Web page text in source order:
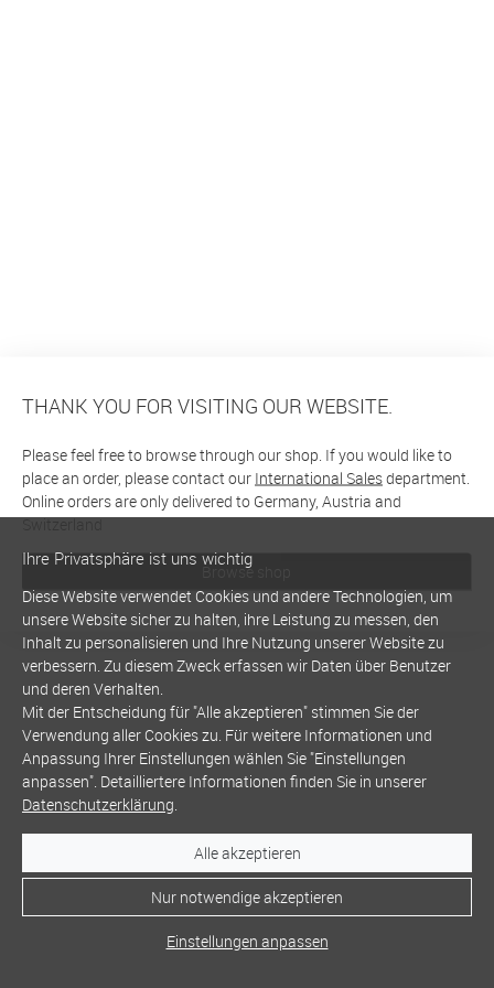
THANK YOU FOR VISITING OUR WEBSITE.
Please feel free to browse through our shop. If you would like to
place an order, please contact our International Salesdepartment.
Online orders are only delivered to Germany, Austria and
Switzerland
Browse shop
Ihre Privatsphäre ist uns wichtig
Diese Website verwendet Cookies und andere Technologien, um
unsere Website sicher zu halten, ihre Leistung zu messen, den
Inhalt zu personalisieren und Ihre Nutzung unserer Website zu
verbessern. Zu diesem Zweck erfassen wir Daten über Benutzer
und deren Verhalten.
Mit der Entscheidung für "Alle akzeptieren" stimmen Sie der
Verwendung aller Cookies zu. Für weitere Informationen und
Anpassung Ihrer Einstellungen wählen Sie "Einstellungen
anpassen". Detailliertere Informationen finden Sie in unserer
Datenschutzerklärung.
Alle akzeptieren
Nur notwendige akzeptieren
Einstellungen anpassen